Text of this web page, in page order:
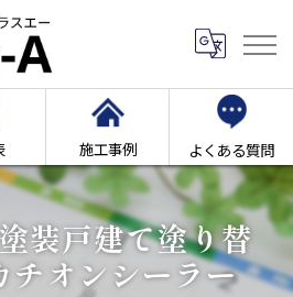
施工事例 よくある質問
装戸建て塗り替
チオンシーラー